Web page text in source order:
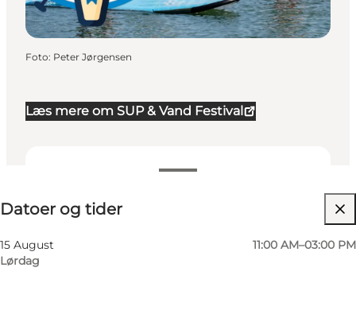
Læs mere om SUP & Vand Festival
Datoer og tider
15 August
Lørdag
11:00 AM–03:00 PM
Besøg hjemmeside
Foto: Peter Jørgensen